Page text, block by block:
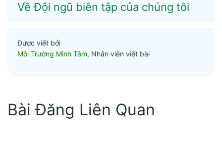
Về Đội ngũ biên tập của chúng tôi
Được viết bởi
Môi Trường Minh Tâm, Nhân viên viết bài
Bài Đăng Liên Quan